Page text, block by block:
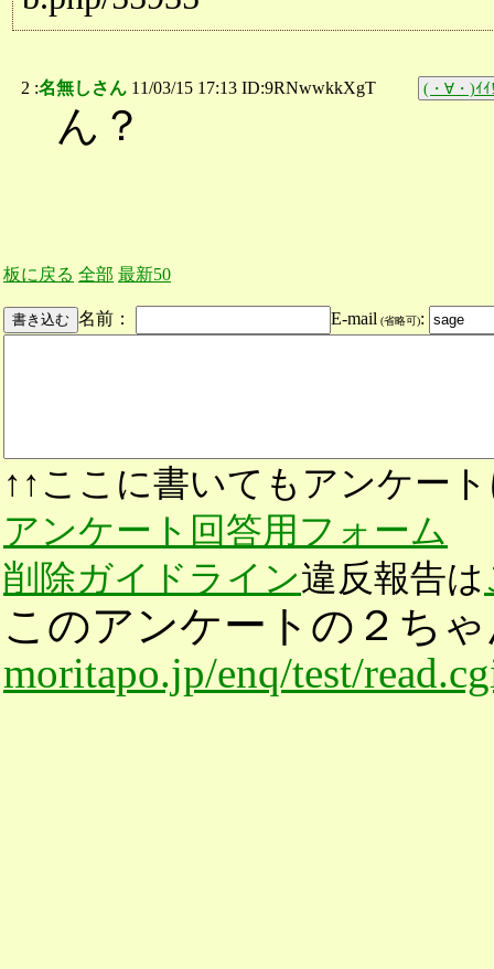
2 :名無しさん 11/03/15 17:13 ID:9RNwwkkXgT (・∀・)ｲ
ん？
板に戻る 全部 最新50
名前： E-mail (省略可):
↑↑ここに書いてもアンケー
アンケート回答用フォーム
削除ガイドライン違反報告は
このアンケートの２ち
moritapo.jp/enq/test/